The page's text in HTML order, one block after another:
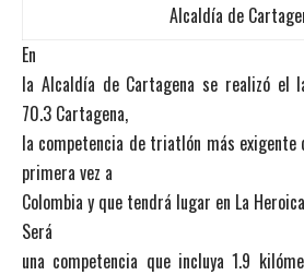
Alcaldía de
En
la Alcaldía de Cartagena se realizó el
70.3 Cartagena,
la competencia de triatlón más exigente
primera vez a
Colombia y que tendrá lugar en La
Será
una competencia que incluya 1.9